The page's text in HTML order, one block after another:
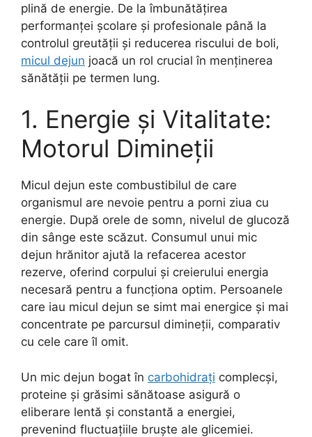
plină de energie. De la îmbunătățirea
performanței școlare și profesionale până la
controlul greutății și reducerea riscului de boli,
micul dejun joacă un rol crucial în menținerea
sănătății pe termen lung.
1. Energie și Vitalitate:
Motorul Dimineții
Micul dejun este combustibilul de care
organismul are nevoie pentru a porni ziua cu
energie. După orele de somn, nivelul de glucoză
din sânge este scăzut. Consumul unui mic
dejun hrănitor ajută la refacerea acestor
rezerve, oferind corpului și creierului energia
necesară pentru a funcționa optim. Persoanele
care iau micul dejun se simt mai energice și mai
concentrate pe parcursul dimineții, comparativ
cu cele care îl omit.
Un mic dejun bogat în carbohidrați complecși,
proteine și grăsimi sănătoase asigură o
eliberare lentă și constantă a energiei,
prevenind fluctuațiile bruște ale glicemiei.